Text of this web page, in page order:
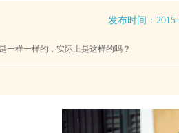
发布时间：
一样一样的，实际上是这样的吗？